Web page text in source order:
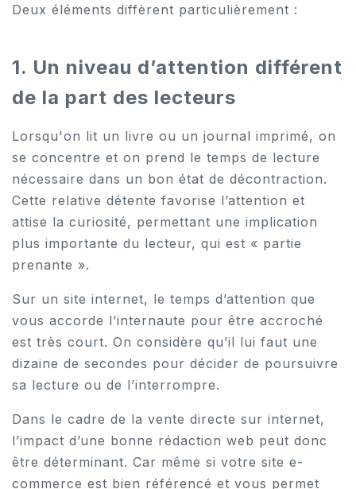
Deux éléments diffèrent particulièrement :
1. Un niveau d’attention différent
de la part des lecteurs
Lorsqu'on lit un livre ou un journal imprimé, on
se concentre et on prend le temps de lecture
nécessaire dans un bon état de décontraction.
Cette relative détente favorise l’attention et
attise la curiosité, permettant une implication
plus importante du lecteur, qui est « partie
prenante ».
Sur un site internet, le temps d’attention que
vous accorde l’internaute pour être accroché
est très court. On considère qu’il lui faut une
dizaine de secondes pour décider de poursuivre
sa lecture ou de l’interrompre.
Dans le cadre de la vente directe sur internet,
l’impact d’une bonne rédaction web peut donc
être déterminant. Car même si votre site e-
commerce est bien référencé et vous permet